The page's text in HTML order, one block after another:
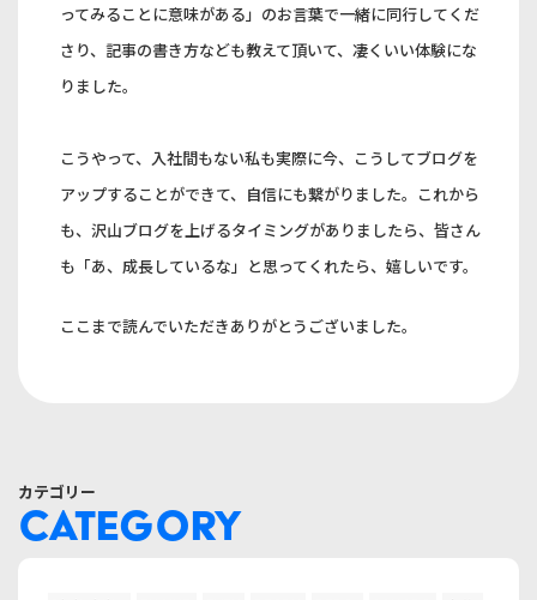
ってみることに意味がある」のお言葉で一緒に同行してくだ
さり、記事の書き方なども教えて頂いて、凄くいい体験にな
りました。
こうやって、入社間もない私も実際に今、こうしてブログを
アップすることができて、自信にも繋がりました。これから
も、沢山ブログを上げるタイミングがありましたら、皆さん
も「あ、成長しているな」と思ってくれたら、嬉しいです。
ここまで読んでいただきありがとうございました。
カテゴリー
CATEGORY